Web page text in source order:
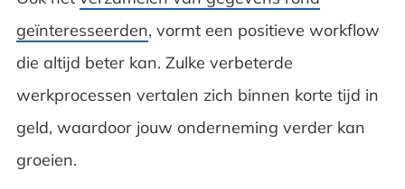
geïnteresseerden, vormt een positieve workflow
die altijd beter kan. Zulke verbeterde
werkprocessen vertalen zich binnen korte tijd in
geld, waardoor jouw onderneming verder kan
groeien.